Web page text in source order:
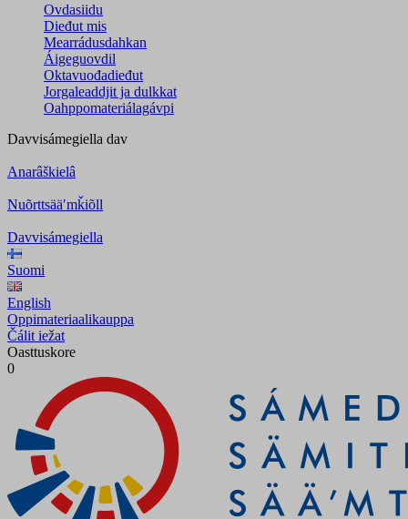
Ovdasiidu
Dieđut mis
Mearrádusdahkan
Áigeguovdil
Oktavuođadieđut
Jorgaleaddjit ja dulkkat
Oahppomateriálagávpi
Davvisámegiella dav
Anarâškielâ
Nuõrttsääʹmǩiõll
Davvisámegiella
Suomi
English
Oppimateriaalikauppa
Čálit iežat
Oasttuskore
0